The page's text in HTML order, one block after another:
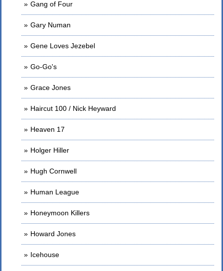
Gang of Four
Gary Numan
Gene Loves Jezebel
Go-Go's
Grace Jones
Haircut 100 / Nick Heyward
Heaven 17
Holger Hiller
Hugh Cornwell
Human League
Honeymoon Killers
Howard Jones
Icehouse